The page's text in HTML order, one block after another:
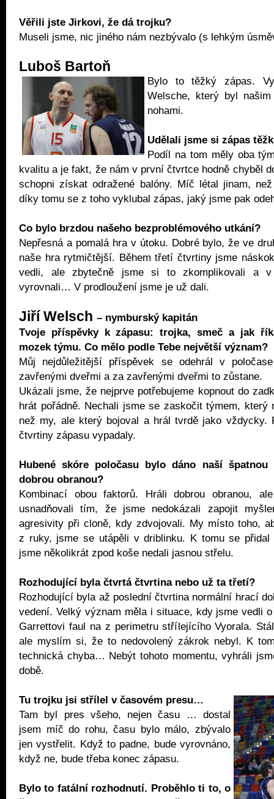
Věřili jste Jirkovi, že dá trojku?
Museli jsme, nic jiného nám nezbývalo (s lehkým
Luboš Bartoň
Bylo to těžký zápas.
Welsche, který byl
nohami.
Udělali jsme si zápas
Podíl na tom měly oba
kvalitu a je fakt, že nám v první čtvrtce hodně chyběl
schopni získat odražené balóny. Míč létal jinam,
díky tomu se z toho vyklubal zápas, jaký jsme pak
Co bylo brzdou našeho bezproblémového utkání?
Nepřesná a pomalá hra v útoku. Dobré bylo, že ve
naše hra rytmičtější. Během třetí čtvrtiny jsme
vedli, ale zbytečně jsme si to zkomplikovali a
vyrovnali… V prodloužení jsme je už dali.
Jiří Welsch – nymburský kapitán
Tvoje příspěvky k zápasu: trojka, smeč a jak
mozek týmu. Co mělo podle Tebe největší význam?
Můj nejdůležitější příspěvek se odehrál v
zavřenými dveřmi a za zavřenými dveřmi to zůstane.
Ukázali jsme, že nejprve potřebujeme kopnout do
hrát pořádně. Nechali jsme se zaskočit týmem, který
než my, ale který bojoval a hrál tvrdě jako vždycky.
čtvrtiny zápasu vypadaly.
Hubené skóre poločasu bylo dáno naší
dobrou obranou?
Kombinací obou faktorů. Hráli dobrou obranou,
usnadňovali tím, že jsme nedokázali zapojit
agresivity při cloně, kdy zdvojovali. My místo toho,
z ruky, jsme se utápěli v driblinku. K tomu se přidal
jsme několikrát zpod koše nedali jasnou střelu.
Rozhodující byla čtvrtá čtvrtina nebo už ta třetí?
Rozhodující byla až poslední čtvrtina normální hrací
vedení. Velký význam měla i situace, kdy jsme vedli
Garrettovi faul na z perimetru střílejícího Vyorala.
ale myslím si, že to nedovolený zákrok nebyl. K
technická chyba… Nebýt tohoto momentu, vyhráli
době.
Tu trojku jsi střílel v časovém presu…
Tam byl pres všeho, nejen času … dostal
jsem míč do rohu, času bylo málo, zbývalo
jen vystřelit. Když to padne, bude vyrovnáno,
když ne, bude třeba konec zápasu.
Bylo to fatální rozhodnutí. Proběhlo ti to, o